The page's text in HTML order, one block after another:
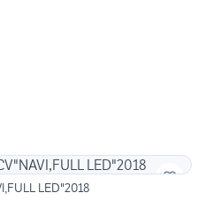
LED"2018